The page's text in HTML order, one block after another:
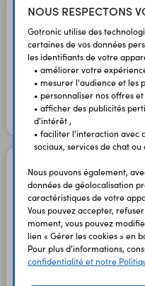
Code
pour
I2C
NOUS RESPECTONS
Gotronic utilise des
certaines de vos données
les identifiants de votre
• améliorer votre
• mesurer l'audience et les
• personnaliser nos offres
• afficher des publicités
d'intérêt ,
• faciliter l'interaction avec
sociaux, services de chat
Nous pouvons également,
données de géolocalisation
caractéristiques de votre
Vous pouvez accepter,
moment, vous pouvez
lien « Gérer les cookies » en
Pour plus d'informations,
confidentialité et notre